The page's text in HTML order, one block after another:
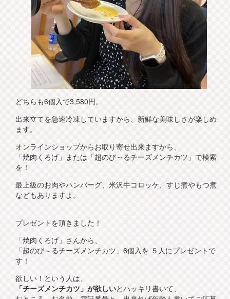
どちらも6個入で3,580円。
出来立てを急速冷凍していますから、新鮮な美味しさが楽しめ
ます。
オンラインショップからお取り寄せ出来ますから、
「焼肉くろげ」または「超のび～るチーズメンチカツ」で検索
を！
最上級のお肉やハンバーグ、米沢牛コロッケ、すじ煮やもつ煮
などもありますよ。
プレゼントを頂きました！
「焼肉くろげ」さんから、
「超のび～るチーズメンチカツ」6個入を ５人にプレゼントで
す！
欲しい！という人は、
「チーズメンチカツ」が欲しいとハッキリ書いて、